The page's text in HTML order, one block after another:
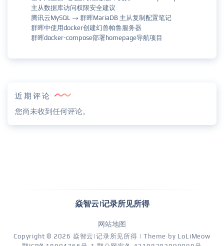
主从数据库访问权限安全建议
腾讯云MySQL → 群晖MariaDB 主从复制配置笔记
群晖中使用docker创建幻兽帕鲁服务器
群晖docker-compose部署homepage导航项目
近期评论
您尚未收到任何评论。
焱智云|记录所见所得
网站地图
Copyright © 2026 焱智云|记录所见所得 | Theme by LoLiMeow